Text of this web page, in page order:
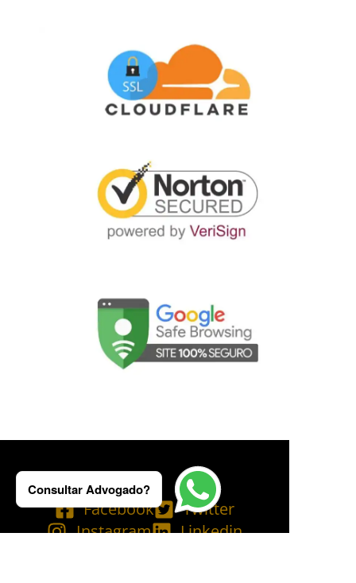
Facebook
Twitter
Instagram
Linkedin
Consultar Advogado?